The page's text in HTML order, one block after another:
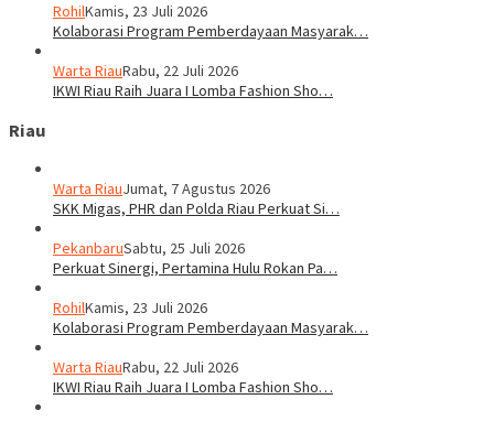
RohilKamis, 23 Juli 2026
Kolaborasi Program Pemberdayaan Masyarak…
Warta RiauRabu, 22 Juli 2026
IKWI Riau Raih Juara I Lomba Fashion Sho…
Riau
Warta RiauJumat, 7 Agustus 2026
SKK Migas, PHR dan Polda Riau Perkuat Si…
PekanbaruSabtu, 25 Juli 2026
Perkuat Sinergi, Pertamina Hulu Rokan Pa…
RohilKamis, 23 Juli 2026
Kolaborasi Program Pemberdayaan Masyarak…
Warta RiauRabu, 22 Juli 2026
IKWI Riau Raih Juara I Lomba Fashion Sho…